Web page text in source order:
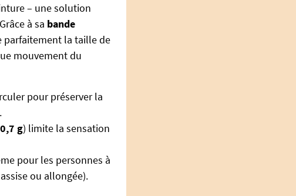
– une solution
à sa bande
parfaitement la taille de
mouvement du
pour préserver la
g) limite la sensation
pour les personnes à
ou allongée).